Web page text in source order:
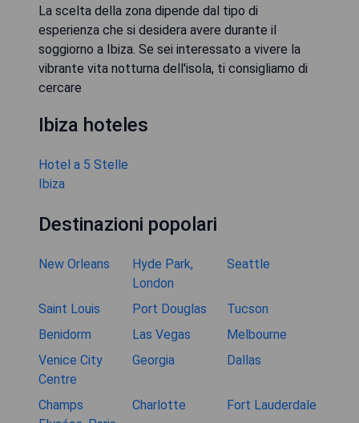
La scelta della zona dipende dal tipo di
esperienza che si desidera avere durante il
soggiorno a Ibiza. Se sei interessato a vivere la
vibrante vita notturna dell'isola, ti consigliamo di
cercare
Ibiza hoteles
Hotel a 5 Stelle
Ibiza
Destinazioni popolari
New Orleans
Hyde Park,
London
Seattle
Saint Louis Port Douglas
Tucson
Benidorm
Las Vegas
Melbourne
Venice City
Centre
Georgia Dallas
Champs
Charlotte Fort Lauderdale